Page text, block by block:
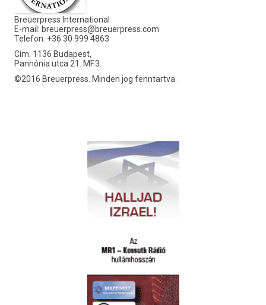
Breuerpress International
E-mail: breuerpress@breuerpress.com
Telefon: +36 30 999 4863
Cím: 1136 Budapest,
Pannónia utca 21. MF.3.
©2016 Breuerpress. Minden jog fenntartva.